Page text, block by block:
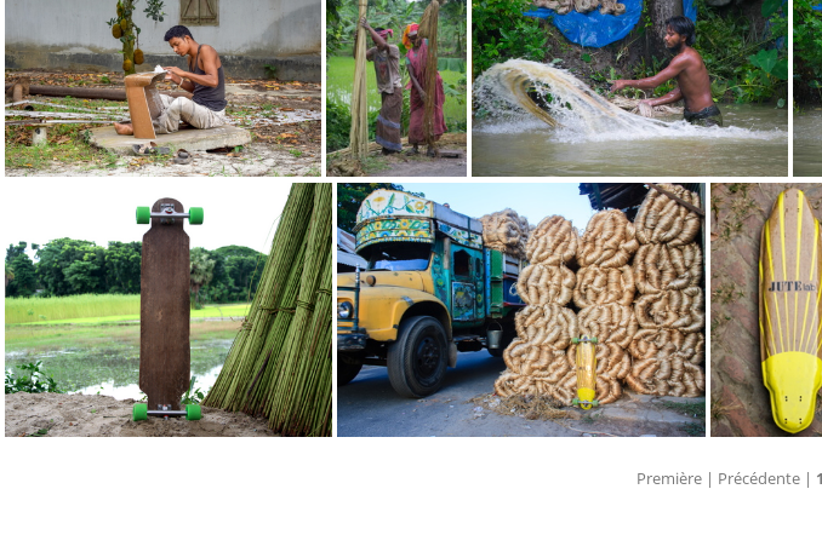
tissu-joran-cc-via 32331866816 o stool-prototype-ccvia 32370927835 o sechange-des-fibres-golden-fibers---valenti-morel 31993323980 o
ralisation-du-tabouret-toul-stool 43685414025 o ouvrier-separation-fibre-et-stck---valentin-morel 31527864034 o ouvrier-nettoyant-la-fibre-port-retting---valentin-morel 32331450776 o
Première | Précédente | 1